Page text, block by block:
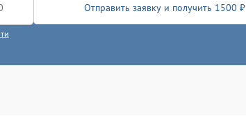
Отправить заявку и получить 1500 ₽